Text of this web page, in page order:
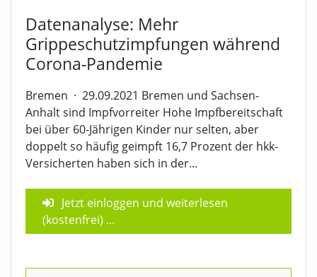
Datenanalyse: Mehr
Grippeschutzimpfungen während
Corona-Pandemie
Bremen · 29.09.2021 Bremen und Sachsen-
Anhalt sind Impfvorreiter Hohe Impfbereitschaft
bei über 60-Jährigen Kinder nur selten, aber
doppelt so häufig geimpft 16,7 Prozent der hkk-
Versicherten haben sich in der...
Jetzt einloggen und weiterlesen
(kostenfrei) ...